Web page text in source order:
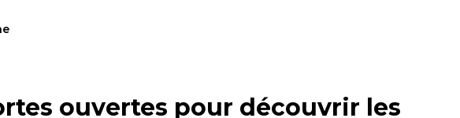
ouvertes pour découvrir les